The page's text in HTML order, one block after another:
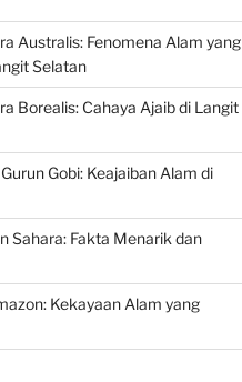
Australis: Fenomena Alam yang
Selatan
Borealis: Cahaya Ajaib di Langit
Gobi: Keajaiban Alam di
Sahara: Fakta Menarik dan
Kekayaan Alam yang